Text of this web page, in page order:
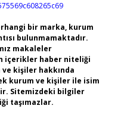
bir marka, kurum
bulunmamaktadır.
makaleler
içerikler haber niteliği
kişiler hakkında
kurum ve kişiler ile isim
Sitemizdeki bilgiler
taşımazlar.